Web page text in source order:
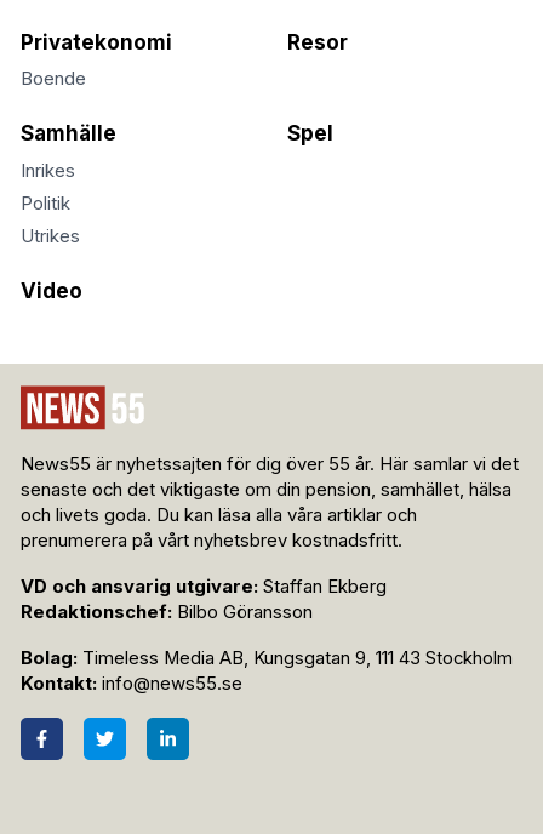
Privatekonomi
Boende
Resor
Samhälle
Inrikes
Politik
Utrikes
Spel
Video
News55 är nyhetssajten för dig över 55 år. Här samlar vi det
senaste och det viktigaste om din pension, samhället, hälsa
och livets goda. Du kan läsa alla våra artiklar och
prenumerera på vårt nyhetsbrev kostnadsfritt.
VD och ansvarig utgivare: Staffan Ekberg
Redaktionschef: Bilbo Göransson
Bolag: Timeless Media AB, Kungsgatan 9, 111 43 Stockholm
Kontakt: info@news55.se